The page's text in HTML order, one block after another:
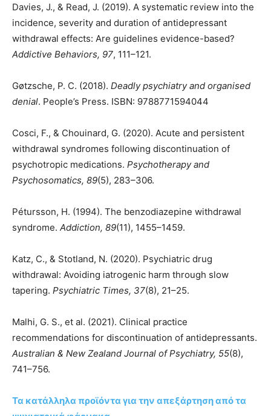
Davies, J., & Read, J. (2019). A systematic review into the
incidence, severity and duration of antidepressant
withdrawal effects: Are guidelines evidence-based?
Addictive Behaviors, 97, 111–121.
Gøtzsche, P. C. (2018). Deadly psychiatry and organised
denial. People’s Press. ISBN: 9788771594044
Cosci, F., & Chouinard, G. (2020). Acute and persistent
withdrawal syndromes following discontinuation of
psychotropic medications. Psychotherapy and
Psychosomatics, 89(5), 283–306.
Pétursson, H. (1994). The benzodiazepine withdrawal
syndrome. Addiction, 89(11), 1455–1459.
Katz, C., & Stotland, N. (2020). Psychiatric drug
withdrawal: Avoiding iatrogenic harm through slow
tapering. Psychiatric Times, 37(8), 21–25.
Malhi, G. S., et al. (2021). Clinical practice
recommendations for discontinuation of antidepressants.
Australian & New Zealand Journal of Psychiatry, 55(8),
741–756.
Τα κατάλληλα προϊόντα για την απεξάρτηση από τα